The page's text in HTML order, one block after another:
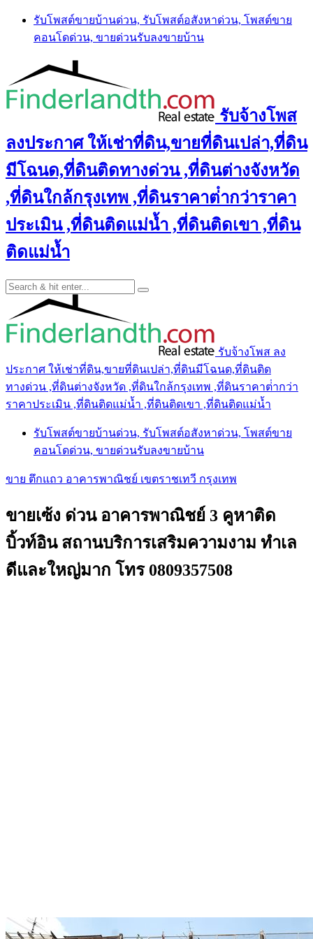
Skip
content
รับโพสต์ขายบ้านด่วน, รับโพสต์อสังหาด่วน, โพสต์ขาย
คอนโดด่วน, ขายด่วนรับลงขายบ้าน
รับจ้างโพส
ลงประกาศ ให้เช่าที่ดิน,ขายที่ดินเปล่า,ที่ดิน
มีโฉนด,ที่ดินติดทางด่วน ,ที่ดินต่างจังหวัด
,ที่ดินใกล้กรุงเทพ ,ที่ดินราคาต่ํากว่าราคา
ประเมิน ,ที่ดินติดแม่น้ำ ,ที่ดินติดเขา ,ที่ดิน
ติดแม่น้ำ
รับจ้างโพส ลง
ประกาศ ให้เช่าที่ดิน,ขายที่ดินเปล่า,ที่ดินมีโฉนด,ที่ดินติด
ทางด่วน ,ที่ดินต่างจังหวัด ,ที่ดินใกล้กรุงเทพ ,ที่ดินราคาต่ํากว่า
ราคาประเมิน ,ที่ดินติดแม่น้ำ ,ที่ดินติดเขา ,ที่ดินติดแม่น้ำ
รับโพสต์ขายบ้านด่วน, รับโพสต์อสังหาด่วน, โพสต์ขาย
คอนโดด่วน, ขายด่วนรับลงขายบ้าน
ขาย ตึกแถว อาคารพาณิชย์ เขตราชเทวี กรุงเทพ
ขายเซ้ง ด่วน อาคารพาณิชย์ 3 คูหาติด
บิ้วท์อิน สถานบริการเสริมความงาม ทำเล
ดีและใหญ่มาก โทร 0809357508